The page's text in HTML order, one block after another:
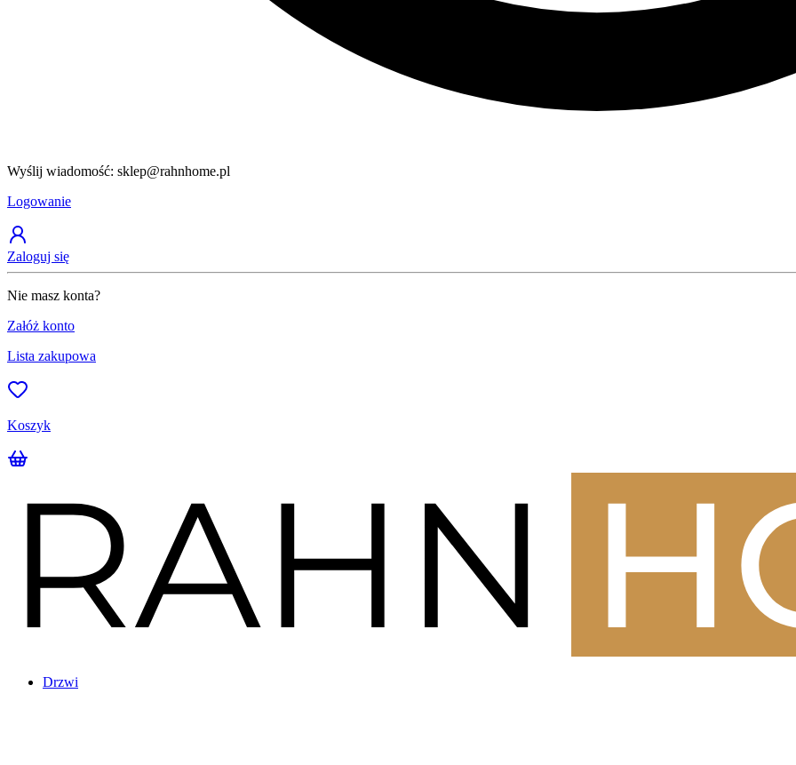
Wyślij wiadomość: sklep@rahnhome.pl
Logowanie
Zaloguj się
Nie masz konta?
Załóż konto
Lista zakupowa
Koszyk
Drzwi